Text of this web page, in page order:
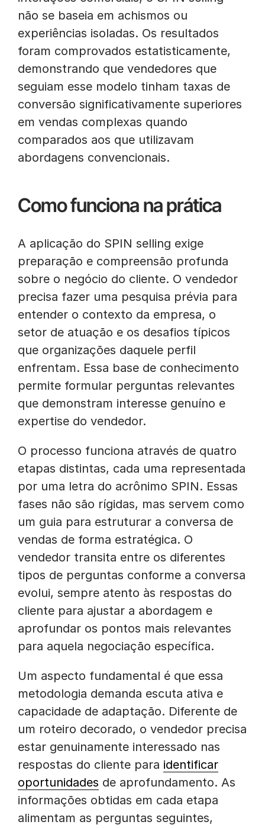
não se baseia em achismos ou
experiências isoladas. Os resultados
foram comprovados estatisticamente,
demonstrando que vendedores que
seguiam esse modelo tinham taxas de
conversão significativamente superiores
em vendas complexas quando
comparados aos que utilizavam
abordagens convencionais.
Como funciona na prática
A aplicação do SPIN selling exige
preparação e compreensão profunda
sobre o negócio do cliente. O vendedor
precisa fazer uma pesquisa prévia para
entender o contexto da empresa, o
setor de atuação e os desafios típicos
que organizações daquele perfil
enfrentam. Essa base de conhecimento
permite formular perguntas relevantes
que demonstram interesse genuíno e
expertise do vendedor.
O processo funciona através de quatro
etapas distintas, cada uma representada
por uma letra do acrônimo SPIN. Essas
fases não são rígidas, mas servem como
um guia para estruturar a conversa de
vendas de forma estratégica. O
vendedor transita entre os diferentes
tipos de perguntas conforme a conversa
evolui, sempre atento às respostas do
cliente para ajustar a abordagem e
aprofundar os pontos mais relevantes
para aquela negociação específica.
Um aspecto fundamental é que essa
metodologia demanda escuta ativa e
capacidade de adaptação. Diferente de
um roteiro decorado, o vendedor precisa
estar genuinamente interessado nas
respostas do cliente para identificar
oportunidades de aprofundamento. As
informações obtidas em cada etapa
alimentam as perguntas seguintes,